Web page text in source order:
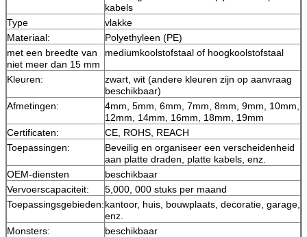
kabels
Type
vlakke
Materiaal:
Polyethyleen (PE)
met een breedte van
niet meer dan 15 mm
mediumkoolstofstaal of hoogkoolstofstaal
Kleuren:
zwart, wit (andere kleuren zijn op aanvraag
beschikbaar)
Afmetingen:
4mm, 5mm, 6mm, 7mm, 8mm, 9mm, 10mm,
12mm, 14mm, 16mm, 18mm, 19mm
Certificaten:
CE, ROHS, REACH
Toepassingen:
Beveilig en organiseer een verscheidenheid
aan platte draden, platte kabels, enz.
OEM-diensten
beschikbaar
Vervoerscapaciteit:
5,000, 000 stuks per maand
Toepassingsgebieden:kantoor, huis, bouwplaats, decoratie, garage,
enz.
Monsters:
beschikbaar